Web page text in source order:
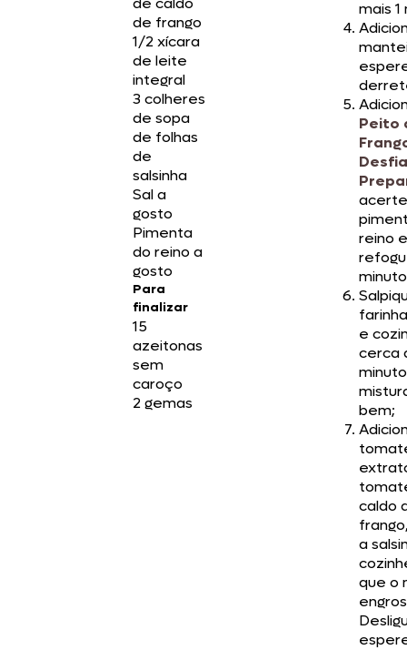
de frango
1/2 xícara
de leite
integral
3 colheres
de sopa
de folhas
de
salsinha
Sal a
gosto
Pimenta
do reino a
gosto
Para
finalizar
15
azeitonas
sem
caroço
2 gemas
mais 1
Peito
reino e
e
cerca
bem;
caldo
a
que o